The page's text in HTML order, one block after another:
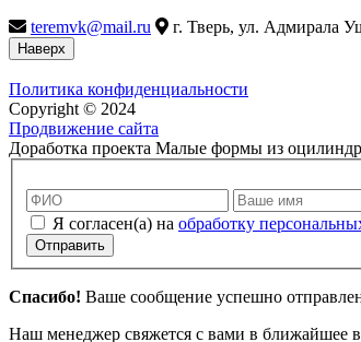
teremvk@mail.ru
г. Тверь, ул. Адмирала
Наверх
Политика конфиденциальности
Copyright © 2024
Продвижение сайта
Доработка проекта Малые формы из
Я согласен(а) на обработку
Отправить
Спасибо! Ваше сообщение успешно
Наш менеджер свяжется с вами в ближайшее